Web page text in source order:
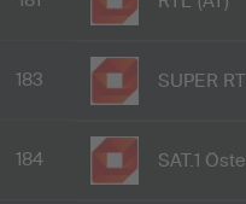
183 SUPER
184 SAT.1